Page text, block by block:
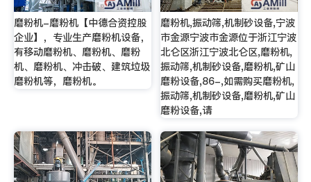
磨粉机-磨粉机【中德合资控股
企业】，专业生产磨粉机设备，
有移动磨粉机、磨粉机、磨粉
机、磨粉机、冲击破、建筑垃圾
磨粉机等，磨粉机。
磨粉机,振动筛,机制砂设备,宁波
市金源宁波市金源位于浙江宁波
北仑区浙江宁波北仑区,磨粉机,
振动筛,机制砂设备,磨粉机,矿山
磨粉设备,86-,如需购买磨粉机,
振动筛,机制砂设备,磨粉机,矿山
磨粉设备,请